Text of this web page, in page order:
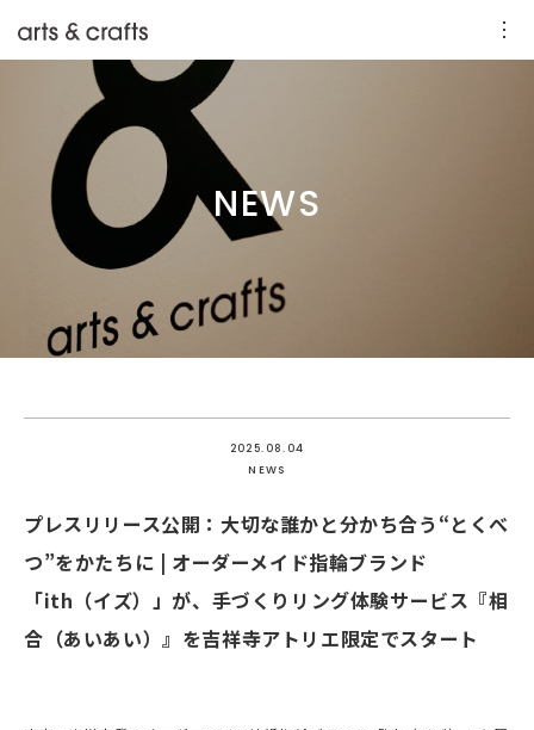
NEWS
2025.08.04
NEWS
プレスリリース公開：大切な誰かと分かち合う“とくべ
つ”をかたちに | オーダーメイド指輪ブランド
「ith（イズ）」が、手づくりリング体験サービス『相
合（あいあい）』を吉祥寺アトリエ限定でスタート